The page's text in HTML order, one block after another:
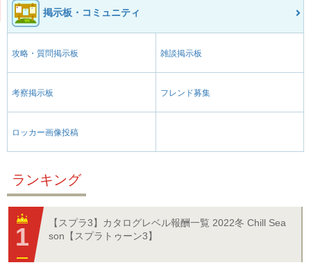
掲示板・コミュニティ
攻略・質問掲示板 雑談掲示板
考察掲示板 フレンド募集
ロッカー画像投稿
ランキング
【スプラ3】カタログレベル報酬一覧 2022冬 Chill Sea
son【スプラトゥーン3】